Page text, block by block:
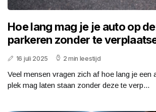
Hoe lang mag je je auto op
parkeren zonder te
16 juli 2025 2 min leestijd
Veel mensen vragen zich af hoe lang je een
plek mag laten staan zonder deze te verp...